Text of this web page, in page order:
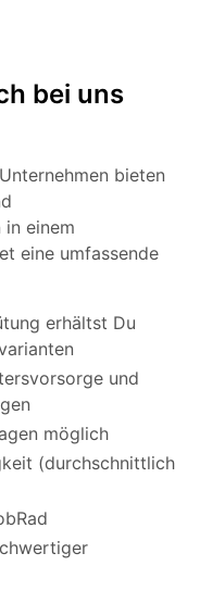
bei uns
bieten
einem
eine umfassende
erhältst Du
und
möglich
(durchschnittlich